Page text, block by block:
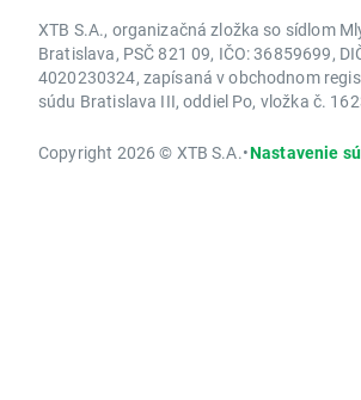
XTB S.A., organizačná zložka so sídlom
Bratislava, PSČ 821 09, IČO: 36859699,
4020230324, zapísaná v obchodnom
súdu Bratislava III, oddiel Po, vložka č.
Copyright 2026 © XTB S.A.•Nastavenie